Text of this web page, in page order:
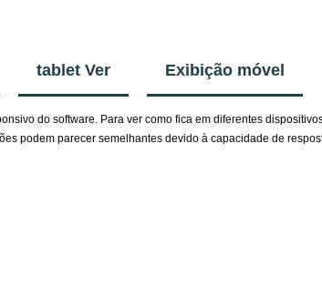
tablet Ver Exibição móvel
do software. Para ver como fica em diferentes
podem parecer semelhantes devido à capacidade de